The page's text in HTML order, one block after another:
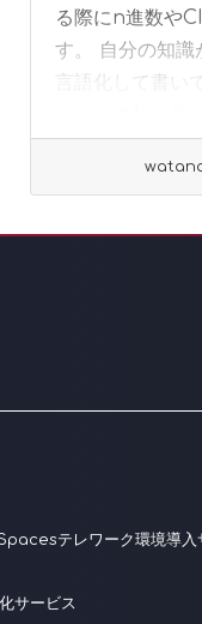
る際にn進数や
す。 自分の知識
言語化して書い
テレワーク環境導入
サービス